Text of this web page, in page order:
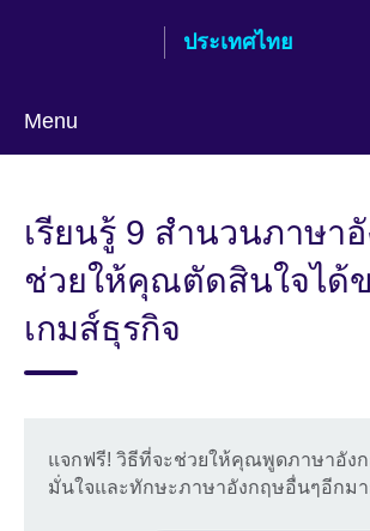
ประเทศไทย
Menu
เรียนรู้ 9 สำนวนภาษา
ช่วยให้คุณตัดสินใจได้
เกมส์ธุรกิจ
แจกฟรี! วิธีที่จะช่วยให้คุณพูดภาษาอังก
มั่นใจและทักษะภาษาอังกฤษอื่นๆอีกม